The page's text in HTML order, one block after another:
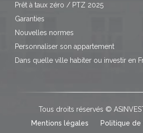
Prêt à taux zéro / PTZ 2025
Garanties
Nouvelles normes
Personnaliser son appartement
Dans quelle ville habiter ou investir en
Tous droits réservés ©
Mentions légales
Politique